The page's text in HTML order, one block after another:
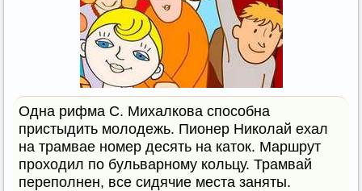
Одна рифма С. Михалкова способна
пристыдить молодежь. Пионер Николай ехал
на трамвае номер десять на каток. Маршрут
проходил по бульварному кольцу. Трамвай
переполнен, все сидячие места заняты.